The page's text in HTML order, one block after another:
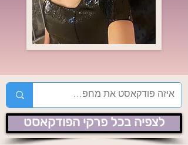
לצפיה בכל פרקי הפודקאסט